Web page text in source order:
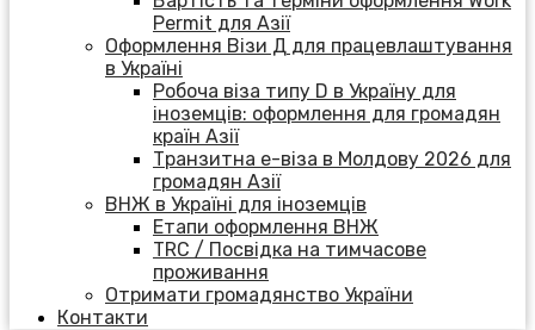
Permit для Азії
Оформлення Візи Д для працевлаштування
в Україні
Робоча віза типу D в Україну для
іноземців: оформлення для громадян
країн Азії
Транзитна е-віза в Молдову 2026 для
громадян Азії
ВНЖ в Україні для іноземців
Етапи оформлення ВНЖ
TRC / Посвідка на тимчасове
проживання
Отримати громадянство України
Контакти